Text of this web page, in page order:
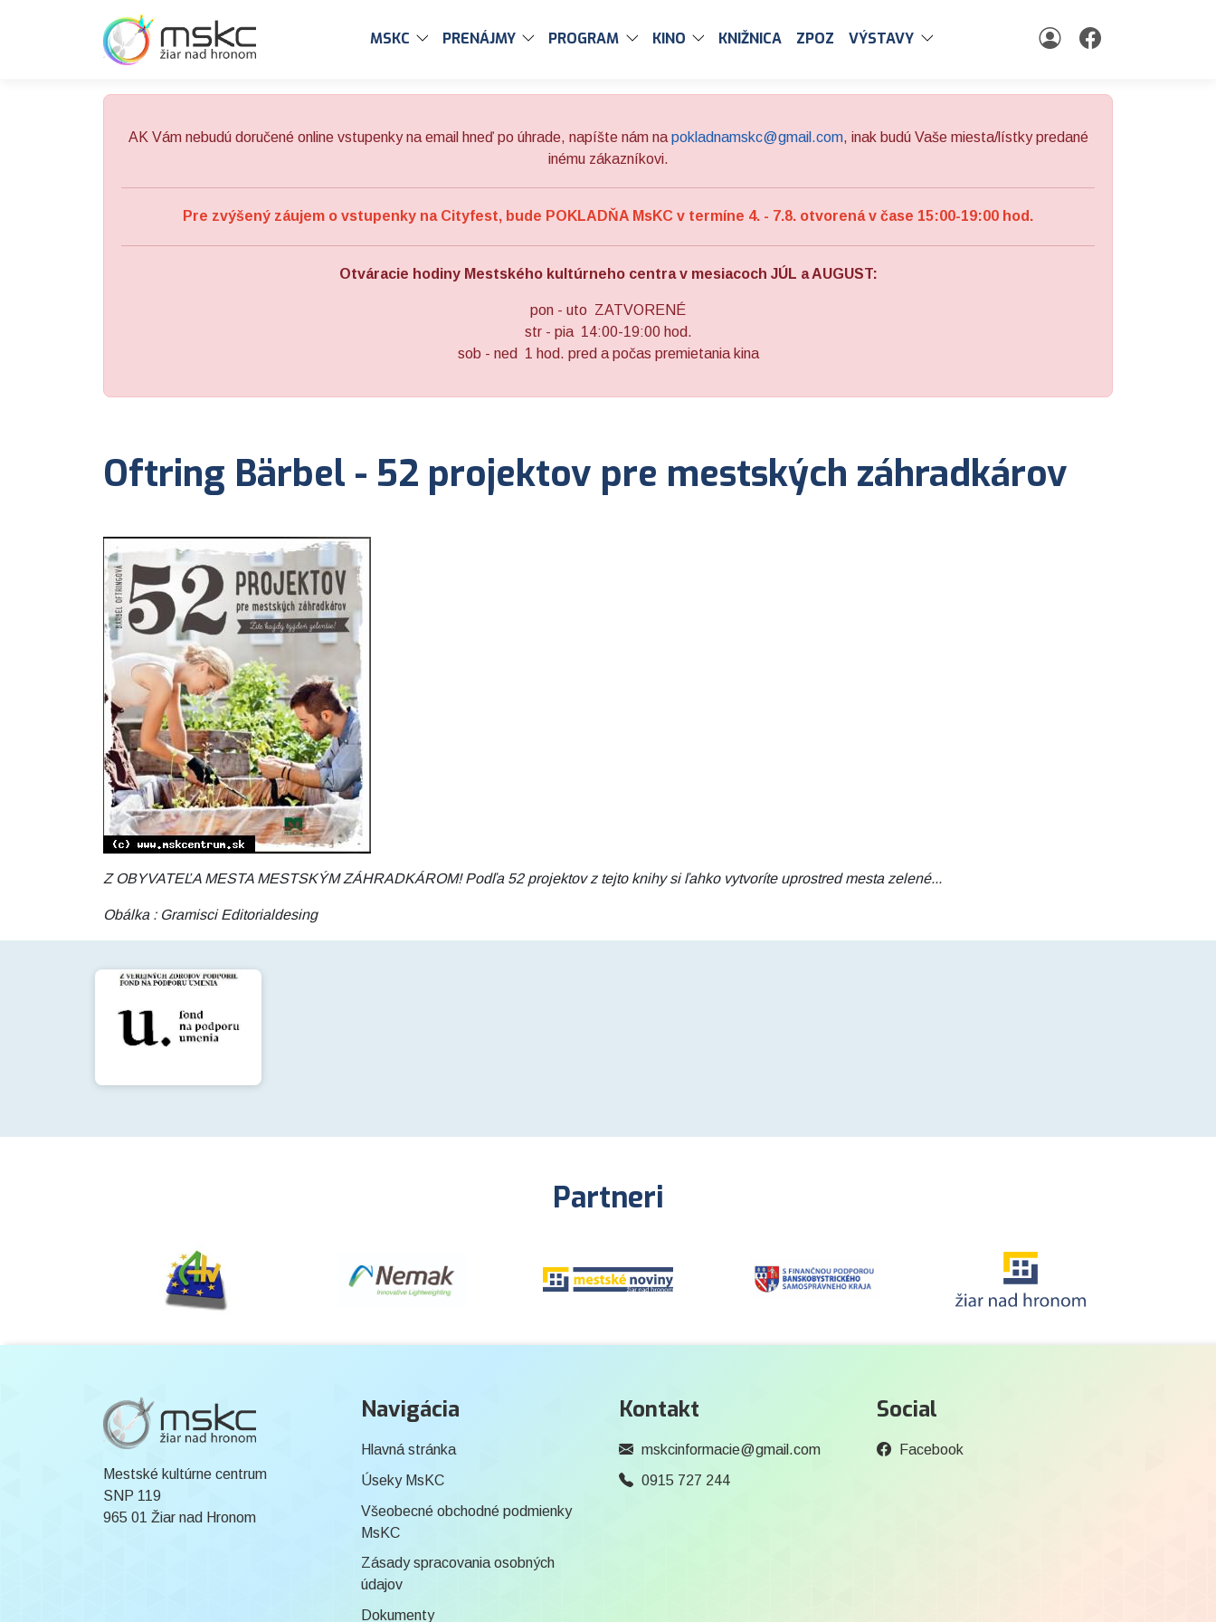
MSKC PRENÁJMY PROGRAM KINO KNIŽNICA ZPOZ VÝSTAVY
AK Vám nebudú doručené online vstupenky na email hneď po úhrade, napíšte nám na pokladnamskc@gmail.com, inak budú Vaše miesta/lístky predané
inému zákazníkovi.
Pre zvýšený záujem o vstupenky na Cityfest, bude POKLADŇA MsKC v termíne 4. - 7.8. otvorená v čase 15:00-19:00 hod.
Otváracie hodiny Mestského kultúrneho centra v mesiacoch JÚL a AUGUST:
pon - uto ZATVORENÉ
str - pia 14:00-19:00 hod.
sob - ned 1 hod. pred a počas premietania kina
Oftring Bärbel - 52 projektov pre mestských záhradkárov
Z OBYVATEĽA MESTA MESTSKÝM ZÁHRADKÁROM! Podľa 52 projektov z tejto knihy si ľahko vytvoríte uprostred mesta zelené...
Obálka : Gramisci Editorialdesing
Partneri
Mestské kultúrne centrum
SNP 119
965 01 Žiar nad Hronom
Navigácia
Hlavná stránka
Úseky MsKC
Všeobecné obchodné podmienky
MsKC
Zásady spracovania osobných
údajov
Dokumenty
Kontakt
mskcinformacie@gmail.com
0915 727 244
Social
Facebook